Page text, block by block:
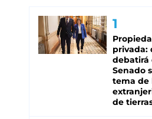
privada:
debatirá
Senado
tema de
de